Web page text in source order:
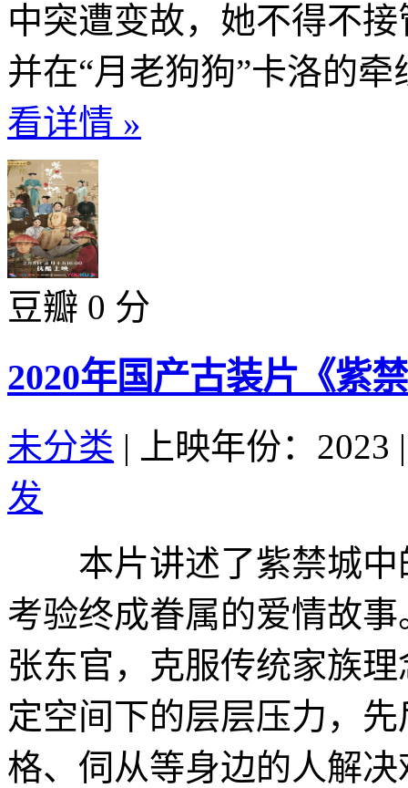
中突遭变故，她不得不
并在“月老狗狗”卡洛的
看详情 »
豆瓣 0 分
2020年国产古装片《紫
未分类 | 上映年份：2023 |
发
本片讲述了紫禁城中
考验终成眷属的爱情故
张东官，克服传统家族
定空间下的层层压力，
格、伺从等身边的人解